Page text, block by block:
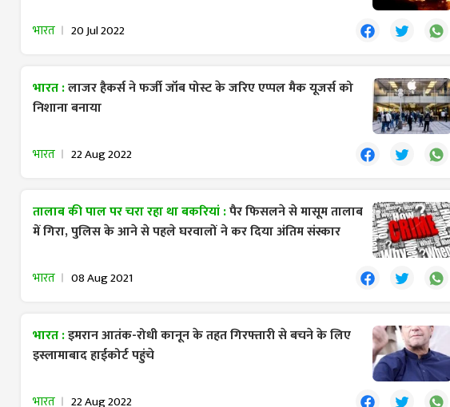
भारत 20 Jul 2022
भारत :लाजर हैकर्स ने फर्जी जॉब पोस्ट के जरिए एप्पल मैक यूजर्स को
निशाना बनाया
भारत 22 Aug 2022
तालाब की पाल पर चरा रहा था बकरियां :पैर फिसलने से मासूम तालाब
में गिरा, पुलिस के आने से पहले घरवालों ने कर दिया अंतिम संस्कार
भारत 08 Aug 2021
भारत :इमरान आतंक-रोधी कानून के तहत गिरफ्तारी से बचने के लिए
इस्लामाबाद हाईकोर्ट पहुंचे
भारत 22 Aug 2022